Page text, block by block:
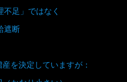
足」ではなく
遮断
を決定していますが：